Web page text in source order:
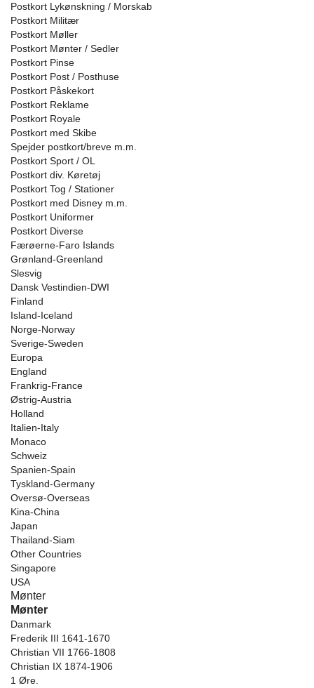
Postkort Lykønskning / Morskab
Postkort Militær
Postkort Møller
Postkort Mønter / Sedler
Postkort Pinse
Postkort Post / Posthuse
Postkort Påskekort
Postkort Reklame
Postkort Royale
Postkort med Skibe
Spejder postkort/breve m.m.
Postkort Sport / OL
Postkort div. Køretøj
Postkort Tog / Stationer
Postkort med Disney m.m.
Postkort Uniformer
Postkort Diverse
Færøerne-Faro Islands
Grønland-Greenland
Slesvig
Dansk Vestindien-DWI
Finland
Island-Iceland
Norge-Norway
Sverige-Sweden
Europa
England
Frankrig-France
Østrig-Austria
Holland
Italien-Italy
Monaco
Schweiz
Spanien-Spain
Tyskland-Germany
Oversø-Overseas
Kina-China
Japan
Thailand-Siam
Other Countries
Singapore
USA
Mønter
Mønter
Danmark
Frederik III 1641-1670
Christian VII 1766-1808
Christian IX 1874-1906
1 Øre.